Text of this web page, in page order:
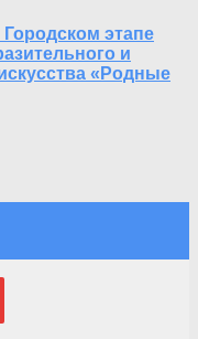
этапе
и
«Родные